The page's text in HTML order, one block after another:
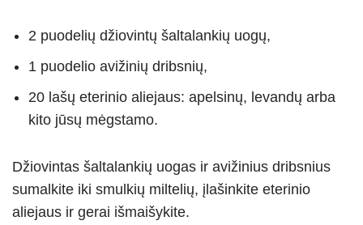
2 puodelių džiovintų šaltalankių uogų,
1 puodelio avižinių dribsnių,
20 lašų eterinio aliejaus: apelsinų, levandų arba
kito jūsų mėgstamo.
Džiovintas šaltalankių uogas ir avižinius dribsnius
sumalkite iki smulkių miltelių, įlašinkite eterinio
aliejaus ir gerai išmaišykite.